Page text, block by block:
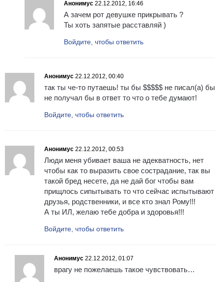
Анонимус 22.12.2012, 16:46
А зачем рот девушке прикрывать ?
Ты хоть запятые расставляй )
Войдите, чтобы ответить
Анонимус 22.12.2012, 00:40
так ты че-то путаешь! ты бы $$$$$ не писал(а) бы
не получал бы в ответ то что о тебе думают!
Войдите, чтобы ответить
Анонимус 22.12.2012, 00:53
Люди меня убивает ваша не адекватность, нет
чтобы как то выразить свое сострадание, так вы
такой бред несете, да не дай бог чтобы вам
прищлось сипытывать то что сейчас испытывают
друзья, родственники, и все кто знал Рому!!!
А ты ИЛ, желаю тебе добра и здоровья!!!
Войдите, чтобы ответить
Анонимус 22.12.2012, 01:07
врагу не пожелаешь такое чувствовать…